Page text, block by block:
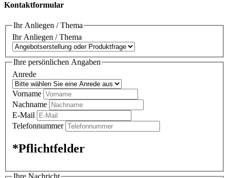
Kontaktformular
Ihr Anliegen / Thema
Ihr Anliegen / Thema
Ihre persönlichen Angaben
Anrede
Vorname
Nachname
E-Mail
Telefonnummer
*Pflichtfelder
Ihre Nachricht